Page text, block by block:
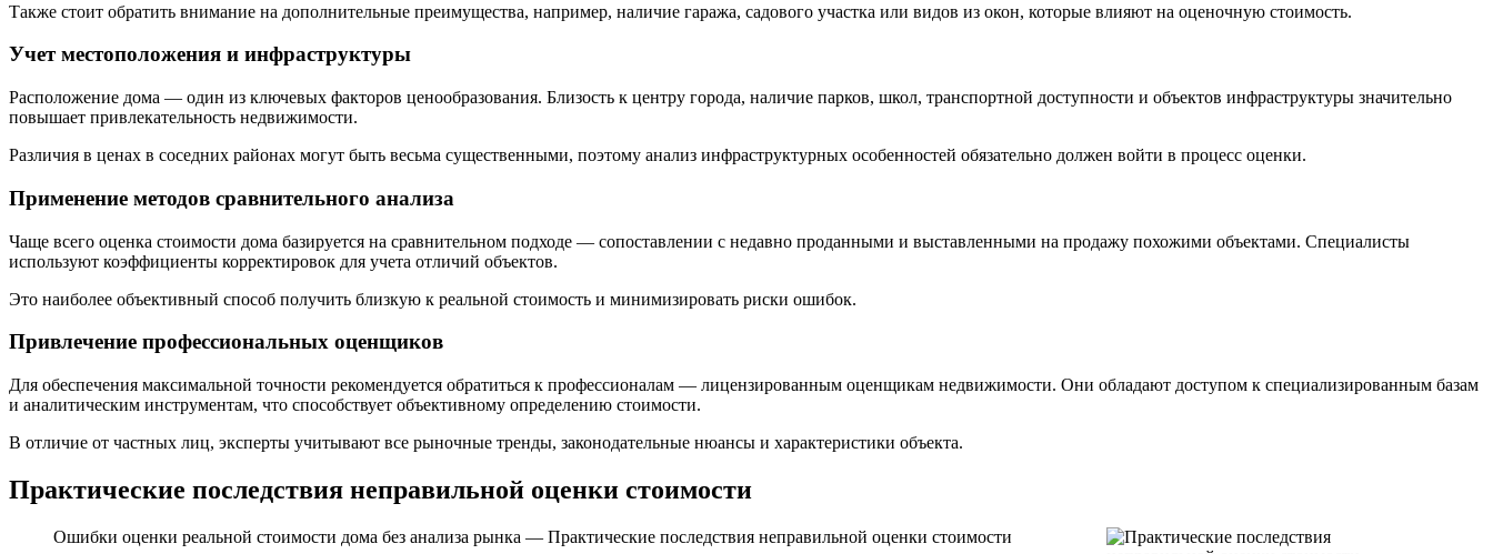
Также стоит обратить внимание на дополнительные преимущества, например, наличие гаража, садового участка или видов из окон, которые влияют на оценочную стоимость.
Учет местоположения и инфраструктуры
Расположение дома — один из ключевых факторов ценообразования. Близость к центру города, наличие парков, школ, транспортной доступности и объектов инфраструктуры значительно
повышает привлекательность недвижимости.
Различия в ценах в соседних районах могут быть весьма существенными, поэтому анализ инфраструктурных особенностей обязательно должен войти в процесс оценки.
Применение методов сравнительного анализа
Чаще всего оценка стоимости дома базируется на сравнительном подходе — сопоставлении с недавно проданными и выставленными на продажу похожими объектами. Специалисты
используют коэффициенты корректировок для учета отличий объектов.
Это наиболее объективный способ получить близкую к реальной стоимость и минимизировать риски ошибок.
Привлечение профессиональных оценщиков
Для обеспечения максимальной точности рекомендуется обратиться к профессионалам — лицензированным оценщикам недвижимости. Они обладают доступом к специализированным базам
и аналитическим инструментам, что способствует объективному определению стоимости.
В отличие от частных лиц, эксперты учитывают все рыночные тренды, законодательные нюансы и характеристики объекта.
Практические последствия неправильной оценки стоимости
Ошибки оценки реальной стоимости дома без анализа рынка — Практические последствия неправильной оценки стоимости